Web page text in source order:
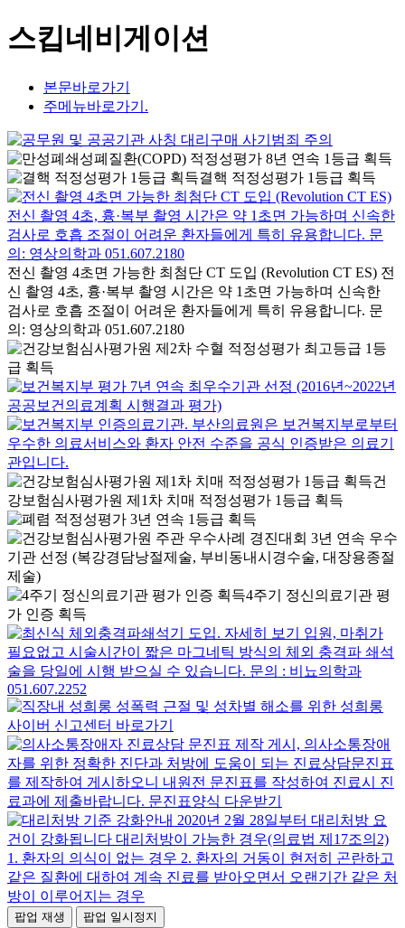
스킵네비게이션
본문바로가기
주메뉴바로가기.
결핵 적정성평가 1등급 획득
전신 촬영 4초면 가능한 최첨단 CT 도입 (Revolution CT ES) 전
신 촬영 4초, 흉·복부 촬영 시간은 약 1초면 가능하며 신속한
검사로 호흡 조절이 어려운 환자들에게 특히 유용합니다. 문
의: 영상의학과 051.607.2180
건
강보험심사평가원 제1차 치매 적정성평가 1등급 획득
4주기 정신의료기관 평
가 인증 획득
팝업 재생 팝업 일시정지